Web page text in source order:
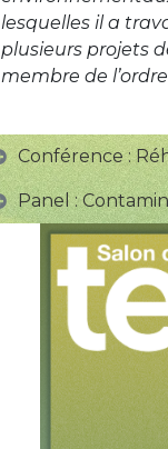
lesquelles il a
plusieurs projets
membre de
Conférence :
Panel :